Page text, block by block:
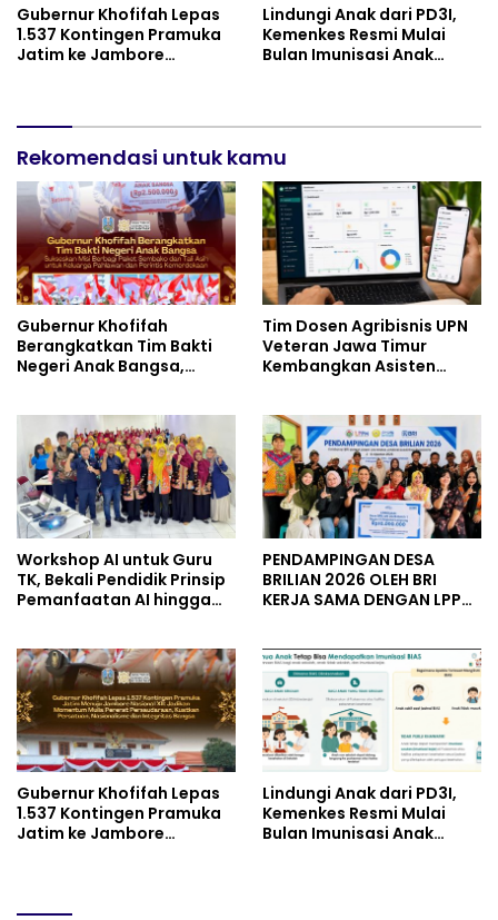
Gubernur Khofifah Lepas
1.537 Kontingen Pramuka
Jatim ke Jambore
Semangat Nasionalisme
Lindungi Anak dari PD3I,
Kemenkes Resmi Mulai
Bulan Imunisasi Anak
Rekomendasi untuk kamu
Gubernur Khofifah
Berangkatkan Tim Bakti
Negeri Anak Bangsa,
dan Perintis Kemerdekaan
Tim Dosen Agribisnis UPN
Veteran Jawa Timur
Kembangkan Asisten
UMKM
Workshop AI untuk Guru
TK, Bekali Pendidik Prinsip
Pemanfaatan AI hingga
PENDAMPINGAN DESA
BRILIAN 2026 OLEH BRI
KERJA SAMA DENGAN LPPM
Gubernur Khofifah Lepas
1.537 Kontingen Pramuka
Jatim ke Jambore
Semangat Nasionalisme
Lindungi Anak dari PD3I,
Kemenkes Resmi Mulai
Bulan Imunisasi Anak